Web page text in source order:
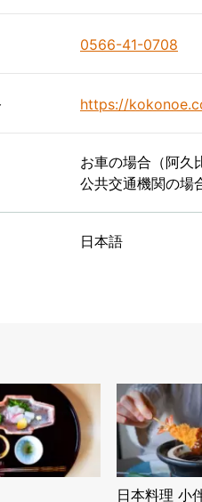
0566-41-0708
https://
お車の場合（阿久
公共交通機関の場
日本語
日本料理 小